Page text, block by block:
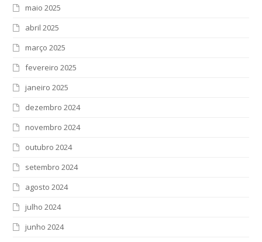
maio 2025
abril 2025
março 2025
fevereiro 2025
janeiro 2025
dezembro 2024
novembro 2024
outubro 2024
setembro 2024
agosto 2024
julho 2024
junho 2024